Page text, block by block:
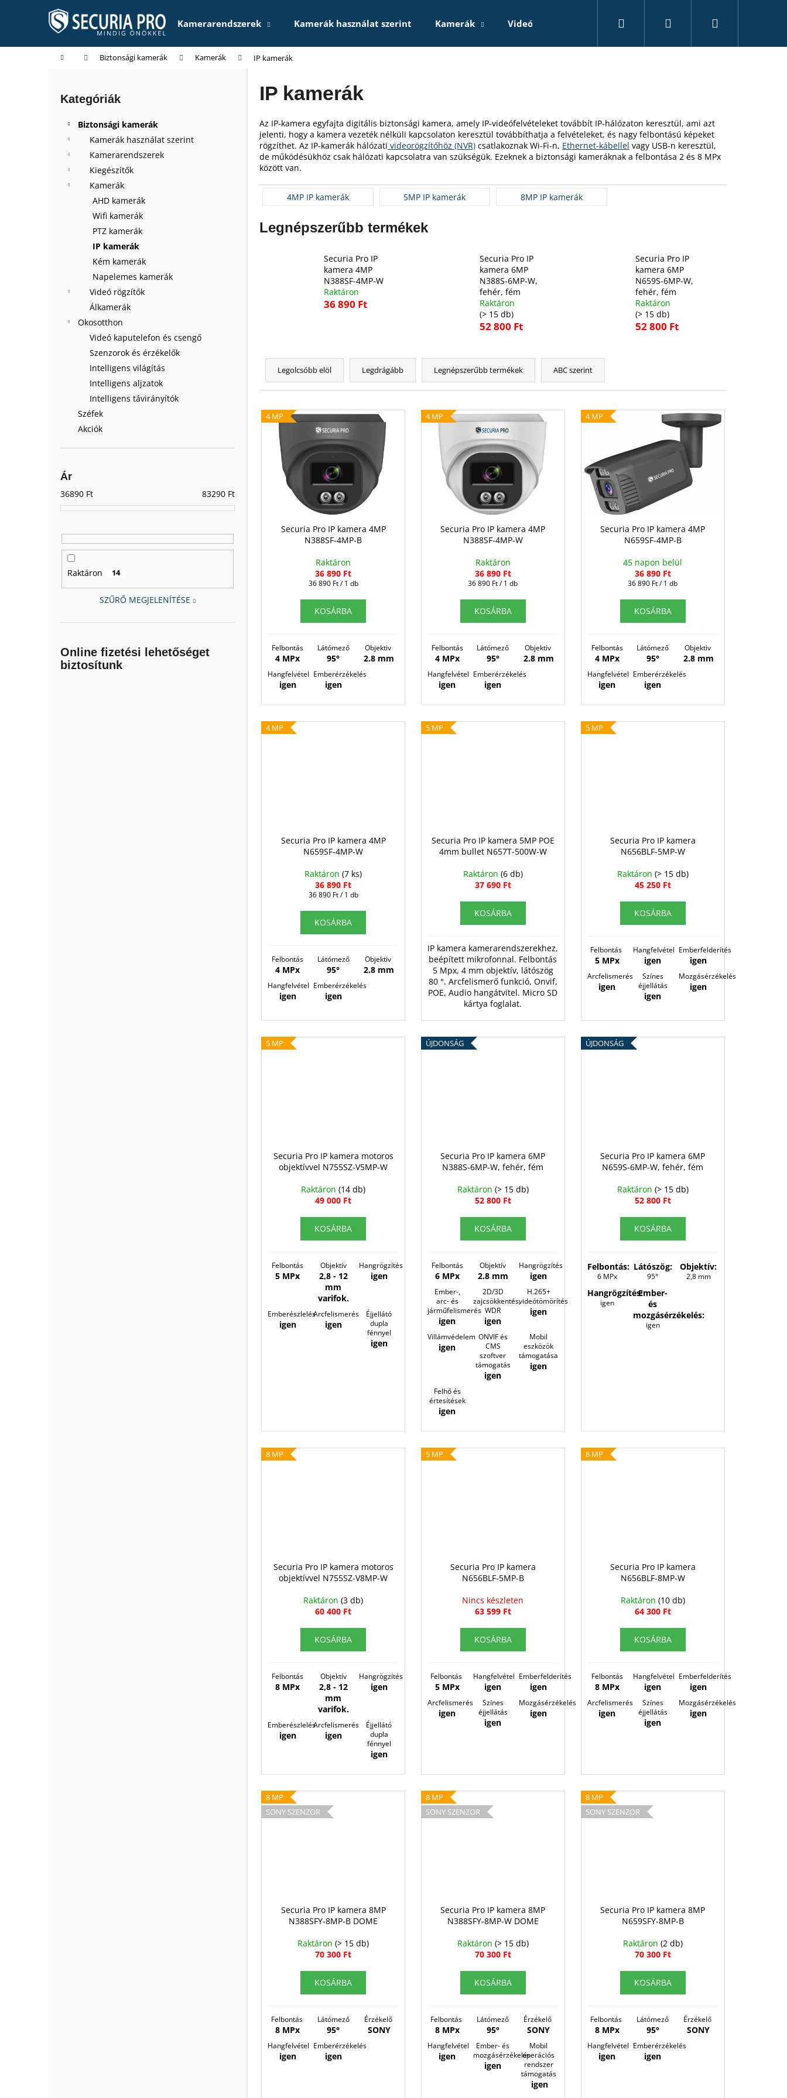
Kamerarendszerek Kamerák használat szerint Kamerák Videó rögzítők Kiegészítők Álkamerák
Keresés Bejelentkezés
KezdőlapBiztonsági kamerák Kamerák IP kamerák
Kategóriák
átugrása
Kategóriák
Biztonsági kamerák
Kamerák használat szerint
Kamerarendszerek
Kiegészítők
Kamerák
AHD kamerák
Wifi kamerák
PTZ kamerák
IP kamerák
Kém kamerák
Napelemes kamerák
Videó rögzítők
Álkamerák
Okosotthon
Videó kaputelefon és csengő
Szenzorok és érzékelők
Intelligens világítás
Intelligens aljzatok
Intelligens távirányítók
Széfek
Akciók
Ár
36890 Ft 83290 Ft
Raktáron 14
SZŰRŐ MEGJELENÍTÉSE
Online fizetési lehetőséget
biztosítunk
IP kamerák
Az IP-kamera egyfajta digitális biztonsági kamera, amely IP-videófelvételeket továbbít IP-hálózaton keresztül, ami azt
jelenti, hogy a kamera vezeték nélküli kapcsolaton keresztül továbbíthatja a felvételeket, és nagy felbontású képeket
rögzíthet. Az IP-kamerák hálózati videorögzítőhöz (NVR) csatlakoznak Wi-Fi-n, Ethernet-kábellel vagy USB-n keresztül,
de működésükhöz csak hálózati kapcsolatra van szükségük. Ezeknek a biztonsági kameráknak a felbontása 2 és 8 MPx
között van.
4MP IP kamerák 5MP IP kamerák 8MP IP kamerák
Legnépszerűbb termékek
Securia Pro IP
kamera 4MP
N388SF-4MP-W
Raktáron
36 890 Ft
Securia Pro IP
kamera 6MP
N388S-6MP-W,
fehér, fém
Raktáron
(> 15 db)
52 800 Ft
Securia Pro IP
kamera 6MP
N659S-6MP-W,
fehér, fém
Raktáron
(> 15 db)
52 800 Ft
T
r
é
Legolcsóbb elöl Legdrágább Legnépszerűbb termékek ABC szerint
T
e4 MP
Securia Pro IP kamera 4MP
N388SF-4MP-B
Raktáron
36 890 Ft
Egységár:
36 890 Ft / 1 db
KOSÁRBA
Felbontás
4 MPx
Látómező
95°
Objektiv
2.8 mm
Hangfelvétel
igen
Emberérzékelés
igen
4 MP
Securia Pro IP kamera 4MP
N388SF-4MP-W
Raktáron
36 890 Ft
Egységár:
36 890 Ft / 1 db
KOSÁRBA
Felbontás
4 MPx
Látómező
95°
Objektiv
2.8 mm
Hangfelvétel
igen
Emberérzékelés
igen
4 MP
Securia Pro IP kamera 4MP
N659SF-4MP-B
45 napon belül
36 890 Ft
Egységár:
36 890 Ft / 1 db
KOSÁRBA
Felbontás
4 MPx
Látómező
95°
Objektiv
2.8 mm
Hangfelvétel
igen
Emberérzékelés
igen
4 MP
Securia Pro IP kamera 4MP
N659SF-4MP-W
Raktáron(7 ks)
36 890 Ft
Egységár:
36 890 Ft / 1 db
KOSÁRBA
Felbontás
4 MPx
Látómező
95°
Objektiv
2.8 mm
Hangfelvétel
igen
Emberérzékelés
igen
5 MP
Securia Pro IP kamera 5MP POE
4mm bullet N657T-500W-W
Raktáron (6 db)
37 690 Ft
KOSÁRBA
IP kamera kamerarendszerekhez,
beépített mikrofonnal. Felbontás
5 Mpx, 4 mm objektív, látószög
80 °. Arcfelismerő funkció, Onvif,
POE, Audio hangátvitel. Micro SD
kártya foglalat.
5 MP
Securia Pro IP kamera
N656BLF-5MP-W
Raktáron (> 15 db)
45 250 Ft
KOSÁRBA
Felbontás
5 MPx
Hangfelvétel
igen
Emberfelderítés
igen
Arcfelismerés
igen
Színes
éjjellátás
igen
Mozgásérzékelés
igen
5 MP
Securia Pro IP kamera motoros
objektívvel N755SZ-V5MP-W
Raktáron(14 db)
49 000 Ft
KOSÁRBA
Felbontás
5 MPx
Objektív
2,8 - 12
mm
varifok.
Hangrögzítés
igen
Emberészlelés
igen
Arcfelismerés
igen
Éjjellátó
dupla
fénnyel
igen
ÚJDONSÁG
Securia Pro IP kamera 6MP
N388S-6MP-W, fehér, fém
Raktáron (> 15 db)
52 800 Ft
KOSÁRBA
Felbontás
6 MPx
Objektív
2.8 mm
Hangrögzítés
igen
Ember-,
arc- és
járműfelismerés
igen
2D/3D
zajcsökkentés,
WDR
igen
H.265+
videótömörítés
igen
Villámvédelem
igen
ONVIF és
CMS
szoftver
támogatás
igen
Mobil
eszközök
támogatása
igen
Felhő és
értesítések
igen
ÚJDONSÁG
Securia Pro IP kamera 6MP
N659S-6MP-W, fehér, fém
Raktáron (> 15 db)
52 800 Ft
KOSÁRBA
Felbontás:
6 MPx
Látószög:
95°
Objektív:
2,8 mm
Hangrögzítés:
igen
Ember-
és
mozgásérzékelés:
igen
8 MP
Securia Pro IP kamera motoros
objektívvel N755SZ-V8MP-W
Raktáron(3 db)
60 400 Ft
KOSÁRBA
Felbontás
8 MPx
Objektív
2,8 - 12
mm
varifok.
Hangrögzítés
igen
Emberészlelés
igen
Arcfelismerés
igen
Éjjellátó
dupla
fénnyel
igen
5 MP
Securia Pro IP kamera
N656BLF-5MP-B
Nincs készleten
63 599 Ft
KOSÁRBA
Felbontás
5 MPx
Hangfelvétel
igen
Emberfelderítés
igen
Arcfelismerés
igen
Színes
éjjellátás
igen
Mozgásérzékelés
igen
8 MP
Securia Pro IP kamera
N656BLF-8MP-W
Raktáron (10 db)
64 300 Ft
KOSÁRBA
Felbontás
8 MPx
Hangfelvétel
igen
Emberfelderítés
igen
Arcfelismerés
igen
Színes
éjjellátás
igen
Mozgásérzékelés
igen
8 MP
SONY SZENZOR
Securia Pro IP kamera 8MP
N388SFY-8MP-B DOME
Raktáron(> 15 db)
70 300 Ft
KOSÁRBA
Felbontás
8 MPx
Látómező
95°
Érzékelő
SONY
Hangfelvétel
igen
Emberérzékelés
igen
8 MP
SONY SZENZOR
Securia Pro IP kamera 8MP
N388SFY-8MP-W DOME
Raktáron (> 15 db)
70 300 Ft
KOSÁRBA
Felbontás
8 MPx
Látómező
95°
Érzékelő
SONY
Hangfelvétel
igen
Ember- és
mozgásérzékelés
igen
Mobil
operációs
rendszer
támogatás
igen
8 MP
SONY SZENZOR
Securia Pro IP kamera 8MP
N659SFY-8MP-B
Raktáron (2 db)
70 300 Ft
KOSÁRBA
Felbontás
8 MPx
Látómező
95°
Érzékelő
SONY
Hangfelvétel
igen
Emberérzékelés
igen
Vissza
a boltba
Vissza
a boltba
Ajánljuk